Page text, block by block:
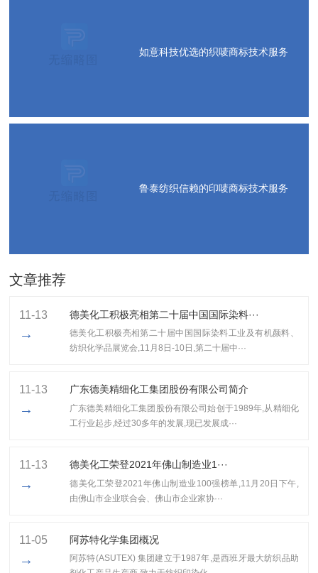
如意科技优选的织唛商标技术服务
鲁泰纺织信赖的印唛商标技术服务
文章推荐
11-13
→
德美化工积极亮相第二十届中国国际染料···
德美化工积极亮相第二十届中国国际染料工业及有机颜料、
纺织化学品展览会,11月8日-10日,第二十届中···
11-13
→
广东德美精细化工集团股份有限公司简介
广东德美精细化工集团股份有限公司始创于1989年,从精细化
工行业起步,经过30多年的发展,现已发展成···
11-13
→
​德美化工荣登2021年佛山制造业1···
​德美化工荣登2021年佛山制造业100强榜单,11月20日下午,
由佛山市企业联合会、佛山市企业家协···
11-05
→
阿苏特化学集团概况
阿苏特(ASUTEX) 集团建立于1987年,是西班牙最大纺织品助